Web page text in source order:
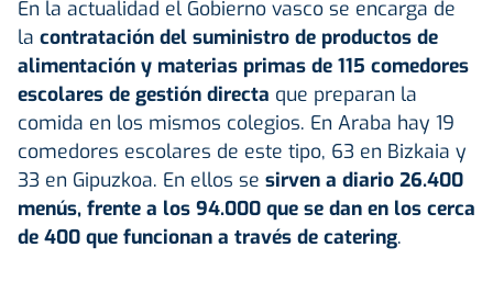
En la actualidad el Gobierno vasco se encarga de
la contratación del suministro de productos de
alimentación y materias primas de 115 comedores
escolares de gestión directa que preparan la
comida en los mismos colegios. En Araba hay 19
comedores escolares de este tipo, 63 en Bizkaia y
33 en Gipuzkoa. En ellos se sirven a diario 26.400
menús, frente a los 94.000 que se dan en los cerca
de 400 que funcionan a través de catering.